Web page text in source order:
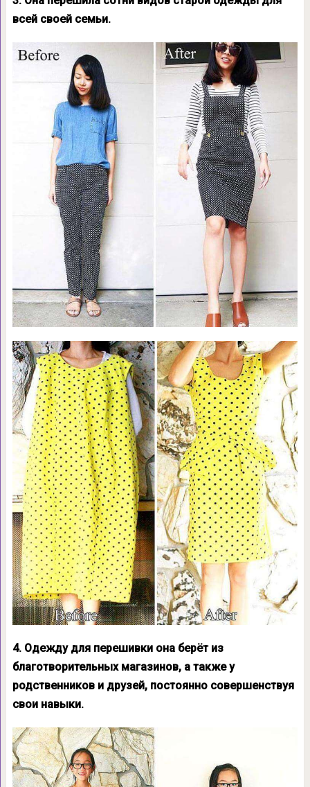
всей своей семьи.
4. Одежду для перешивки она берёт из
благотворительных магазинов, а также у
родственников и друзей, постоянно совершенствуя
свои навыки.